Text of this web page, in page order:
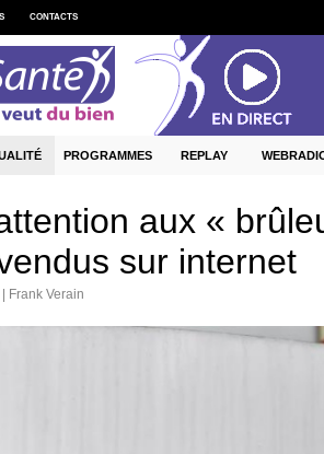
aux «
sur internet
Frank Verain
CONTACTS
PROGRAMMES REPLAY